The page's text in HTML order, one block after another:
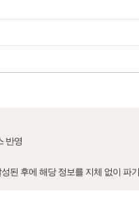
반영
된 후에 해당 정보를 지체 없이 파